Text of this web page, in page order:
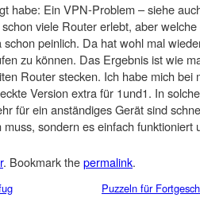
habe: Ein VPN-Problem – siehe
viele Router erlebt, aber
peinlich. Da hat wohl mal
zu können. Das Ergebnis ist wie
Router stecken. Ich habe mich bei
Version extra für 1und1. In
für ein anständiges Gerät sind
sondern es einfach funktioniert
. Bookmark thepermalink.
Puzzeln für